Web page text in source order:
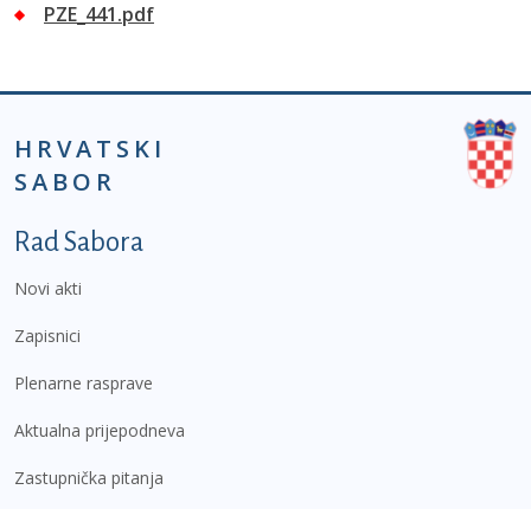
PZE_441.pdf
HRVATSKI
SABOR
Podnožje prvi izbornik
Rad Sabora
Novi akti
Zapisnici
Plenarne rasprave
Aktualna prijepodneva
Zastupnička pitanja